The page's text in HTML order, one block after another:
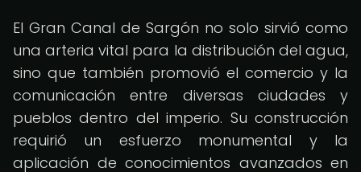
El Gran Canal de Sargón no solo sirvió como
una arteria vital para la distribución del agua,
sino que también promovió el comercio y la
comunicación entre diversas ciudades y
pueblos dentro del imperio. Su construcción
requirió un esfuerzo monumental y la
aplicación de conocimientos avanzados en